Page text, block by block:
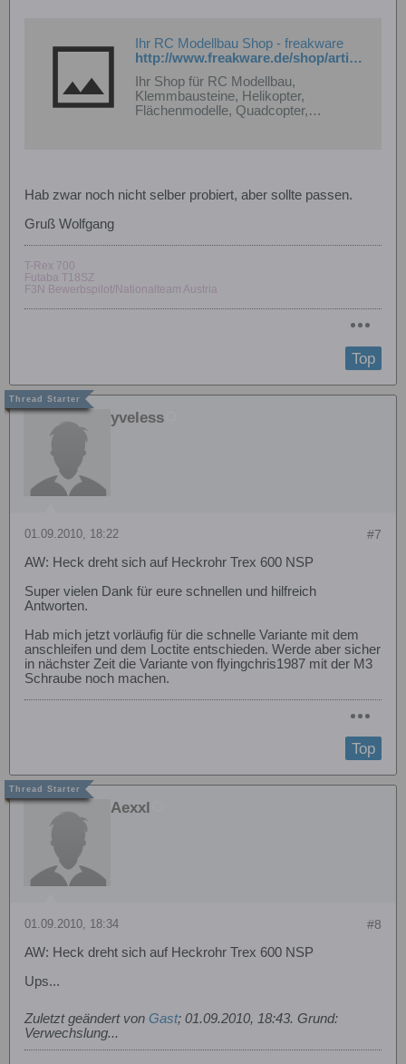
Ihr RC Modellbau Shop - freakware
http://www.freakware.de/shop/artikeldetails.php?show_artikel=34477
Ihr Shop für RC Modellbau,
Klemmbausteine, Helikopter,
Flächenmodelle, Quadcopter,
Hab zwar noch nicht selber probiert, aber sollte passen.
Gruß Wolfgang
T-Rex 700
Futaba T18SZ
F3N Bewerbspilot/Nationalteam Austria
Top
yveless
#7
01.09.2010, 18:22
AW: Heck dreht sich auf Heckrohr Trex 600 NSP
Super vielen Dank für eure schnellen und hilfreich
Antworten.
Hab mich jetzt vorläufig für die schnelle Variante mit dem
anschleifen und dem Loctite entschieden. Werde aber sicher
in nächster Zeit die Variante von flyingchris1987 mit der M3
Schraube noch machen.
Top
Aexxl
#8
01.09.2010, 18:34
AW: Heck dreht sich auf Heckrohr Trex 600 NSP
Ups...
Zuletzt geändert von Gast; 01.09.2010, 18:43. Grund:
Verwechslung...